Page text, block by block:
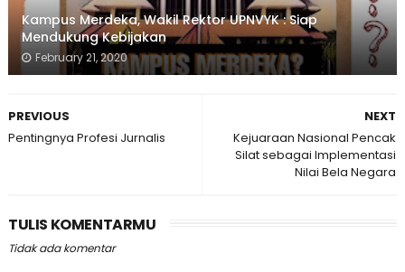
Kampus Merdeka, Wakil Rektor UPNVYK : Siap
Mendukung Kebijakan
February 21, 2020
NEXT
Kejuaraan Nasional Pencak
Silat sebagai Implementasi
Nilai Bela Negara
PREVIOUS
Pentingnya Profesi Jurnalis
TULIS KOMENTARMU
Tidak ada komentar